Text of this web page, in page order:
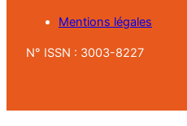
Mentions légales
N° ISSN : 3003-8227